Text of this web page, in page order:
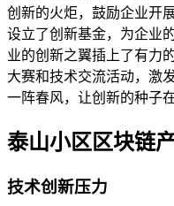
创新的火炬，鼓励企业开
设立了创新基金，为企业
业的创新之翼插上了有力
大赛和技术交流活动，激
一阵春风，让创新的种子
泰山小区区块链
技术创新压力